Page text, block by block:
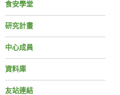
食安學堂
研究計畫
中心成員
資料庫
友站連結